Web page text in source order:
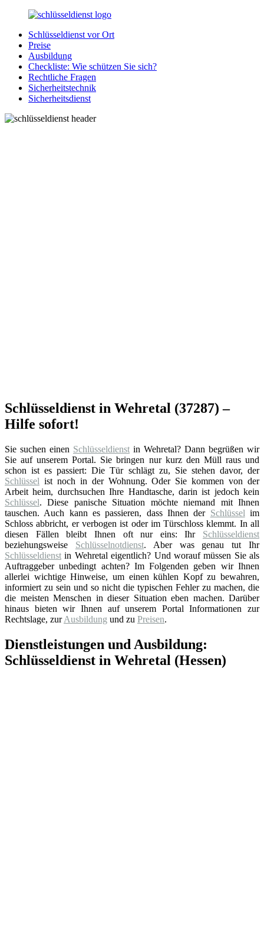
Zurück
Inhalt
SchluesseldienstDirekt.de
Ihre
Notlage
wird
gelöst!
Schlüsseldienst vor Ort
Preise
Ausbildung
Checkliste: Wie schützen Sie sich?
Rechtliche Fragen
Sicherheitstechnik
Sicherheitsdienst
Schlüsseldienst in Wehretal (37287) –
Hilfe sofort!
Sie suchen einen Schlüsseldienst in Wehretal? Dann begrüßen wir
Sie auf unserem Portal. Sie bringen nur kurz den Müll raus und
schon ist es passiert: Die Tür schlägt zu, Sie stehen davor, der
Schlüssel ist noch in der Wohnung. Oder Sie kommen von der
Arbeit heim, durchsuchen Ihre Handtasche, darin ist jedoch kein
Schlüssel. Diese panische Situation möchte niemand mit Ihnen
tauschen. Auch kann es passieren, dass Ihnen der Schlüssel im
Schloss abbricht, er verbogen ist oder im Türschloss klemmt. In all
diesen Fällen bleibt Ihnen oft nur eins: Ihr Schlüsseldienst
beziehungsweise Schlüsselnotdienst. Aber was genau tut Ihr
Schlüsseldienst in Wehretal eigentlich? Und worauf müssen Sie als
Auftraggeber unbedingt achten? Im Folgenden geben wir Ihnen
allerlei wichtige Hinweise, um einen kühlen Kopf zu bewahren,
informiert zu sein und so nicht die typischen Fehler zu machen, die
die meisten Menschen in dieser Situation eben machen. Darüber
hinaus bieten wir Ihnen auf unserem Portal Informationen zur
Rechtslage, zurAusbildung und zu Preisen.
Dienstleistungen und Ausbildung:
Schlüsseldienst in Wehretal (Hessen)